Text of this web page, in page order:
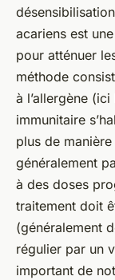
acariens est
pour atténuer
méthode
à l’allergène
immunitaire
plus de
généralement
à des doses
traitement doit
(généralement
régulier par un
important de